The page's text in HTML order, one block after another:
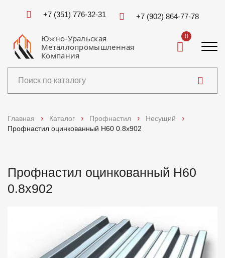
+7 (351) 776-32-31 +7 (902) 864-77-78
Южно-Уральская
Металлопромышленная
Компания
0
Доставка и оплата
Главная Каталог Профнастил
Несущий
Профнастил оцинкованный Н60 0.8x902
Профнастил оцинкованный Н60
0.8x902